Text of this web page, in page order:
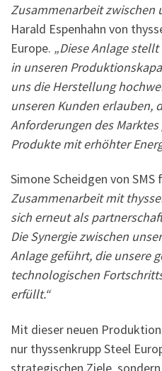
Zusammenarbeit zwischen
Harald Espenhahn von
Europe. „Diese Anlage
in unseren
uns die Herstellung
unseren Kunden erlauben,
Anforderungen des
Produkte mit erhöhter
Simone Scheidgen von SMS
Zusammenarbeit mit
sich erneut als
Die Synergie zwischen
Anlage geführt, die unsere
technologischen
erfüllt.“
Mit dieser neuen
nur thyssenkrupp Steel
strategischen Ziele,